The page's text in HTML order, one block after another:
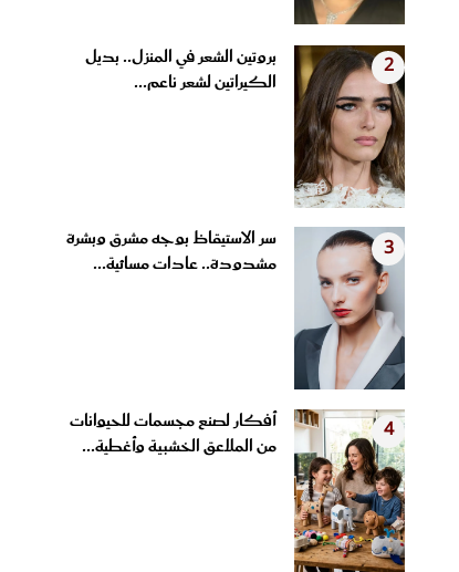
2
بروتين الشعر في المنزل.. بديل
الكيراتين لشعر ناعم...
3
سر الاستيقاظ بوجه مشرق وبشرة
مشدودة.. عادات مسائية...
4
أفكار لصنع مجسمات للحيوانات
من الملاعق الخشبية وأغطية...